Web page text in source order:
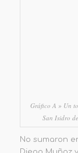
Gráfico A » Un
San Isidro
No sumaron